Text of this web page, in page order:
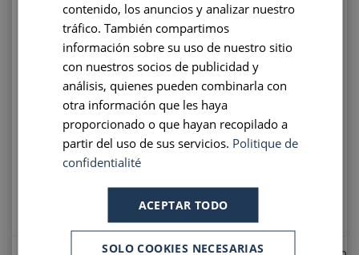
I BOOK NOW!
Offer subject to conditions and upon availability.
ENGLISH
PORTUGUESE
SPANISH
contenido, los anuncios y analizar nuestro
tráfico. También compartimos
información sobre su uso de nuestro sitio
con nuestros socios de publicidad y
análisis, quienes pueden combinarla con
otra información que les haya
proporcionado o que hayan recopilado a
partir del uso de sus servicios. Politique de
confidentialité
ACEPTAR TODO
SOLO COOKIES NECESARIAS